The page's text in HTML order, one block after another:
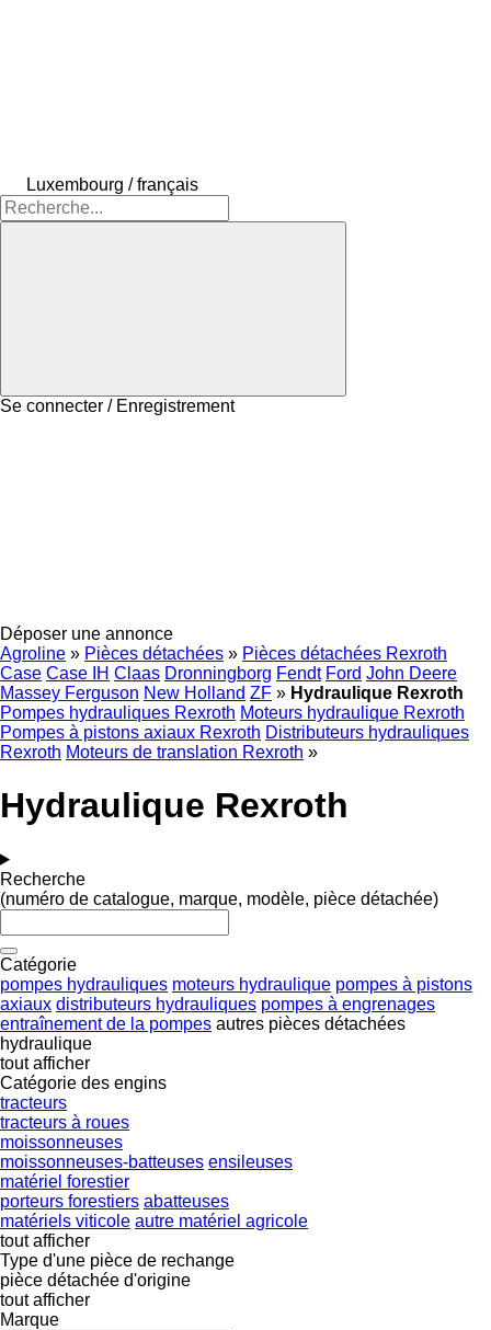
Luxembourg / français
Se connecter / Enregistrement
Déposer une annonce
Agroline » Pièces détachées » Pièces détachées Rexroth
Case Case IH Claas Dronningborg Fendt Ford John Deere
Massey Ferguson New Holland ZF » Hydraulique Rexroth
Pompes hydrauliques Rexroth Moteurs hydraulique Rexroth
Pompes à pistons axiaux Rexroth Distributeurs hydrauliques
Rexroth Moteurs de translation Rexroth »
Hydraulique Rexroth
Recherche
(numéro de catalogue, marque, modèle, pièce détachée)
Catégorie
pompes hydrauliques moteurs hydraulique pompes à pistons
axiaux distributeurs hydrauliques pompes à engrenages
entraînement de la pompes autres pièces détachées
hydraulique
tout afficher
Catégorie des engins
tracteurs
tracteurs à roues
moissonneuses
moissonneuses-batteuses ensileuses
matériel forestier
porteurs forestiers abatteuses
matériels viticole autre matériel agricole
tout afficher
Type d'une pièce de rechange
pièce détachée d'origine
tout afficher
Marque